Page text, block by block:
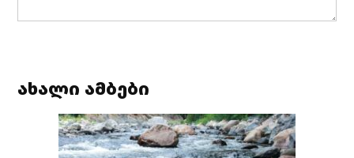
ახალი ამბები